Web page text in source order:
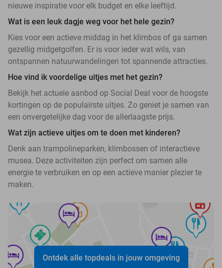
nieuwe inspiratie voor elk budget en elke leeftijd.
Wat is een leuk dagje weg voor het hele gezin?
Kies voor een actieve middag in het klimbos of ga samen
gezellig midgetgolfen. Er is voor ieder wat wils, van
ontspannen natuurwandelingen tot spannende attracties.
Hoe vind ik voordelige uitjes met het gezin?
Bekijk het actuele aanbod op Social Deal voor de hoogste
kortingen op de populairste uitjes. Zo geniet je samen van
een onvergetelijke dag voor de allerlaagste prijs.
Wat zijn actieve uitjes om te doen met kinderen?
Denk aan trampolineparken, klimbossen of interactieve
musea. Deze activiteiten zijn perfect om samen alle
energie te verbruiken en op een actieve manier plezier te
maken.
Ontdek alle topdeals in jouw omgeving